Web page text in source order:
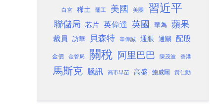
白宮 稀土 罷工 美國 美團 習近平
聯儲局 芯片 英偉達 英國 華為 蘋果
裁員 訪華 貝森特 辛偉誠 通脹 通關 配股
金價 金管局 關稅 阿里巴巴 陳茂波 香港
馬斯克 騰訊 高市早苗 高盛 鮑威爾 黃仁勳